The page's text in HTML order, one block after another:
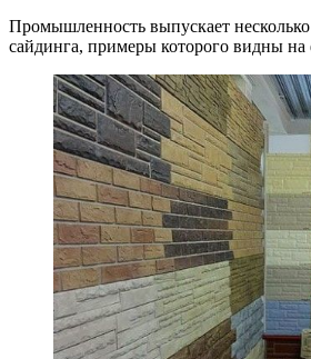
Промышленность выпускает
сайдинга, примеры которого видны на